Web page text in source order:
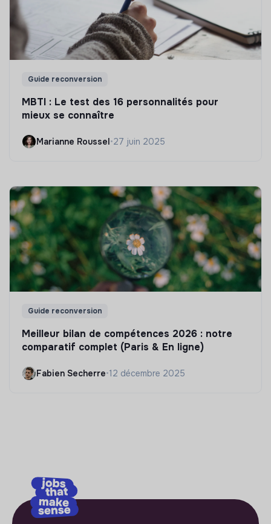
Guide reconversion
MBTI : Le test des 16 personnalités pour
mieux se connaître
Marianne Roussel•27 juin 2025
Guide reconversion
Meilleur bilan de compétences 2026 : notre
comparatif complet (Paris & En ligne)
Fabien Secherre•12 décembre 2025